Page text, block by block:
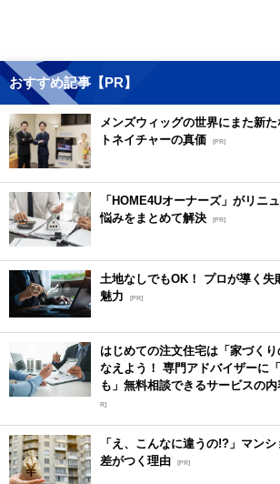
おすすめ記事【PR】
メンズウィッグの世界にまた新
トネイチャーの真価 [PR]
「HOME4Uオーナーズ」がリニ
悩みをまとめて解決 [PR]
土地なしでもOK！ プロが導く失
魅力
[PR]
はじめての注文住宅は「家づく
なえよう！ 専門アドバイザーに
も」無料相談できるサービスの
R]
「え、こんなに違うの!?」マン
差がつく理由 [PR]